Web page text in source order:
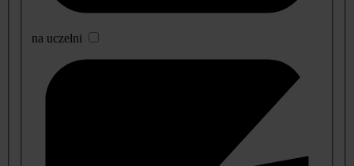
na uczelni